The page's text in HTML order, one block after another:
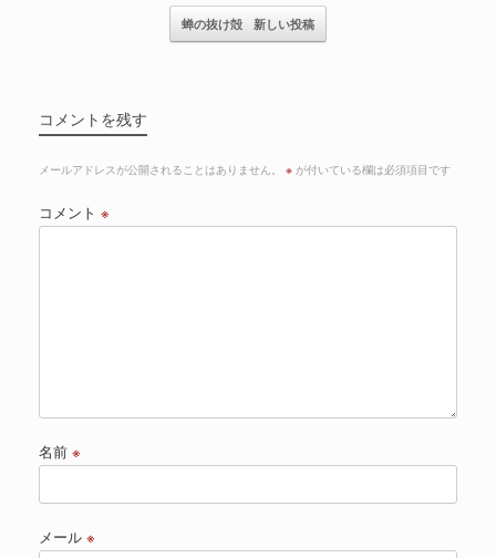
蝉の抜け殻 新しい投稿
コメントを残す
メールアドレスが公開されることはありません。 ※ が付いている欄は必須項目です
コメント ※
名前 ※
メール ※